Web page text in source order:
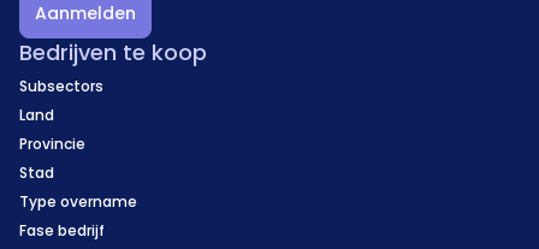
Aanmelden
Bedrijven te koop
Subsectors
Land
Provincie
Stad
Type overname
Fase bedrijf